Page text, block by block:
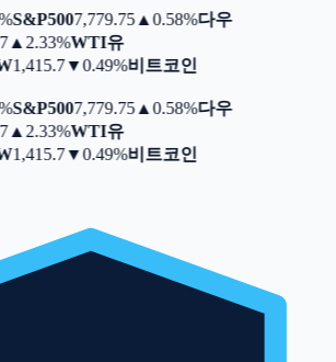
S&P5007,779.75▲0.58%다우
▲ 2.33%WTI유
1,415.7▼0.49%비트코인
S&P5007,779.75▲0.58%다우
▲ 2.33%WTI유
1,415.7▼0.49%비트코인